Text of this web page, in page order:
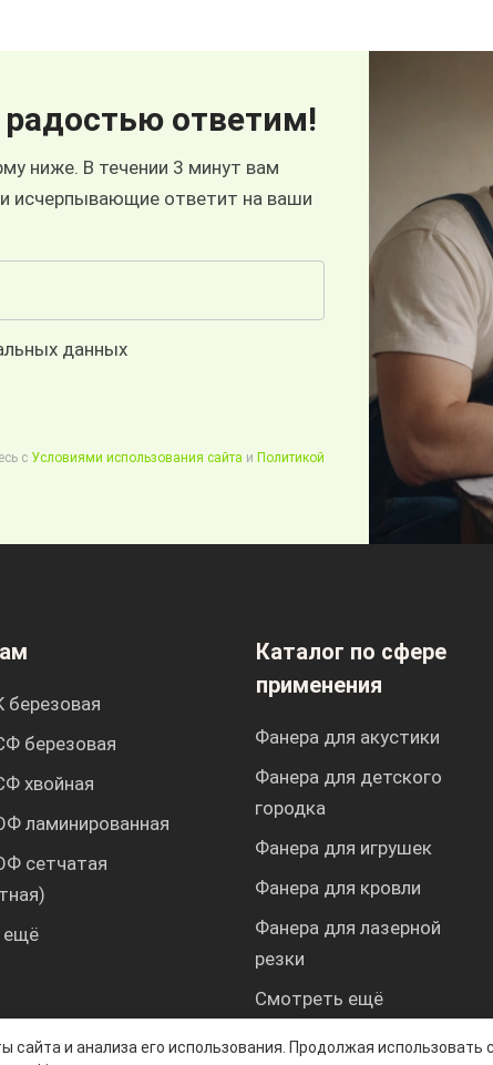
ответим!
ниже. В течении 3 минут вам
исчерпывающие ответит на ваши
данных
с Условиями использования сайта и Политикой
и анализа его использования. Продолжая использовать
березовая
хвойная
ламинированная
сетчатая
ещё
Каталог по сфере
применения
Фанера для акустики
Фанера для детского
городка
Фанера для игрушек
Фанера для кровли
Фанера для лазерной
резки
Смотреть ещё